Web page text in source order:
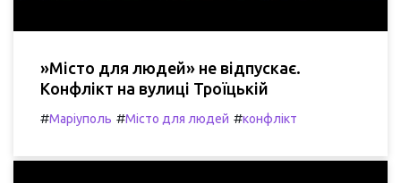
»Місто для людей» не відпускає.
Конфлікт на вулиці Троїцькій
#Маріуполь #Місто для людей #конфлікт